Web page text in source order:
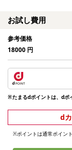
お試し費用
参考価格
18000 円
※たまるdポイントは、dポ
d
※ポイントは通常ポイン